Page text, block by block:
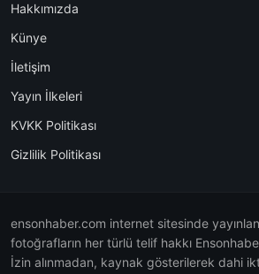
Hakkımızda
Künye
İletişim
Yayın İlkeleri
KVKK Politikası
Gizlilik Politikası
ensonhaber.com internet sitesinde
fotoğrafların her türlü telif hakkı
İzin alınmadan, kaynak gösterilerek dahi